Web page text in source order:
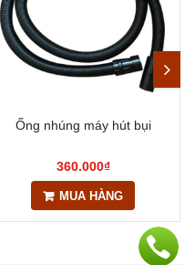
Ống nhúng máy hút bụi
360.000₫
MUA HÀNG